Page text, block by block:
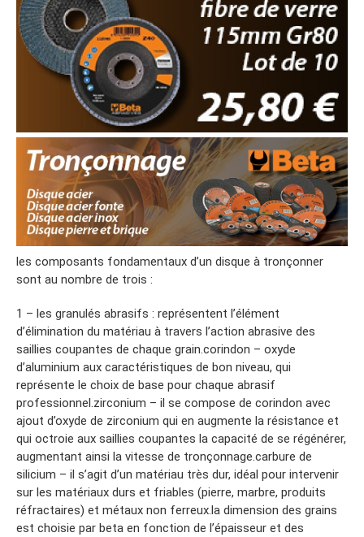
les composants fondamentaux d’un disque à tronçonner
sont au nombre de trois :
1 – les granulés abrasifs : représentent l’élément
d’élimination du matériau à travers l’action abrasive des
saillies coupantes de chaque grain.corindon – oxyde
d’aluminium aux caractéristiques de bon niveau, qui
représente le choix de base pour chaque abrasif
professionnel.zirconium – il se compose de corindon avec
ajout d’oxyde de zirconium qui en augmente la résistance et
qui octroie aux saillies coupantes la capacité de se régénérer,
augmentant ainsi la vitesse de tronçonnage.carbure de
silicium – il s’agit d’un matériau très dur, idéal pour intervenir
sur les matériaux durs et friables (pierre, marbre, produits
réfractaires) et métaux non ferreux.la dimension des grains
est choisie par beta en fonction de l’épaisseur et des